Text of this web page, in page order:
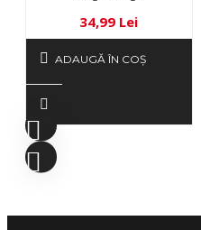
34,99 Lei
ADAUGĂ ÎN COŞ